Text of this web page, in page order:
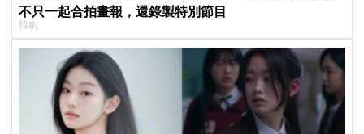
不只一起合拍畫報，還錄製特別節目
韓劇